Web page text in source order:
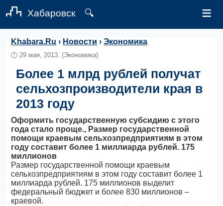
Хабаровск 🔍 ≡
Khabara.Ru › Новости ›Экономика
🕛29 мая, 2013. (Экономика)
Более 1 млрд рублей получат
сельхозпроизводители края в
2013 году
Оформить государственную субсидию с этого
года стало проще., Размер государственной
помощи краевым сельхозпредприятиям в этом
году составит более 1 миллиарда рублей. 175
миллионов
Размер государственной помощи краевым
сельхозпредприятиям в этом году составит более 1
миллиарда рублей. 175 миллионов выделит
федеральный бюджет и более 830 миллионов –
краевой.